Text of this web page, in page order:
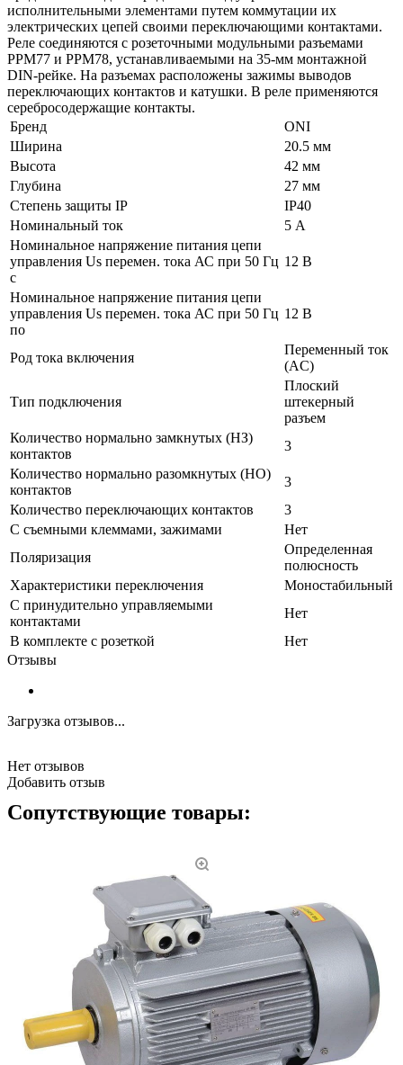
исполнительными элементами путем коммутации их
электрических цепей своими переключающими контактами.
Реле соединяются с розеточными модульными разъемами
РРМ77 и РРМ78, устанавливаемыми на 35-мм монтажной
DIN-рейке. На разъемах расположены зажимы выводов
переключающих контактов и катушки. В реле применяются
серебросодержащие контакты.
Бренд
ONI
Ширина
20.5 мм
Высота
42 мм
Глубина
27 мм
Степень защиты IP
IP40
Номинальный ток
5 А
Номинальное напряжение питания цепи
управления Us перемен. тока АС при 50 Гц
с
12 В
Номинальное напряжение питания цепи
управления Us перемен. тока АС при 50 Гц
по
12 В
Род тока включения
Переменный ток
(AC)
Тип подключения
Плоский
штекерный
разъем
Количество нормально замкнутых (НЗ)
контактов
3
Количество нормально разомкнутых (НО)
контактов
3
Количество переключающих контактов
3
С съемными клеммами, зажимами
Нет
Поляризация
Определенная
полюсность
Характеристики переключения
Моностабильный
С принудительно управляемыми
контактами
Нет
В комплекте с розеткой
Нет
Отзывы
Загрузка отзывов...
Нет отзывов
Добавить отзыв
Сопутствующие товары: